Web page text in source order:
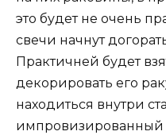
это будет не очень
свечи начнут
Практичней будет
декорировать его
находиться внутри
импровизированный